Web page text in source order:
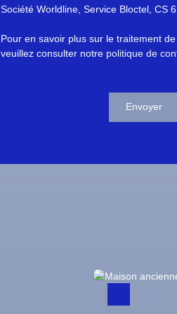
Société Worldline, Service Bloctel, CS
Pour en savoir plus sur le traitement
veuillez consulter notre politique de
Envoyer